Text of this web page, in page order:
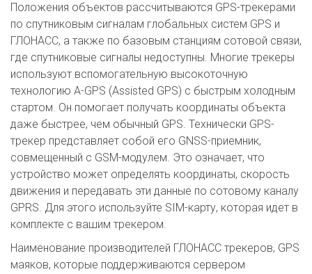
Положения объектов рассчитываются GPS-трекерами
по спутниковым сигналам глобальных систем GPS и
ГЛОНАСС, а также по базовым станциям сотовой связи,
где спутниковые сигналы недоступны. Многие трекеры
используют вспомогательную высокоточную
технологию A-GPS (Assisted GPS) с быстрым холодным
стартом. Он помогает получать координаты объекта
даже быстрее, чем обычный GPS. Технически GPS-
трекер представляет собой его GNSS-приемник,
совмещенный с GSM-модулем. Это означает, что
устройство может определять координаты, скорость
движения и передавать эти данные по сотовому каналу
GPRS. Для этого используйте SIM-карту, которая идет в
комплекте с вашим трекером.
Наименование производителей ГЛОНАСС трекеров, GPS
маяков, которые поддерживаются сервером